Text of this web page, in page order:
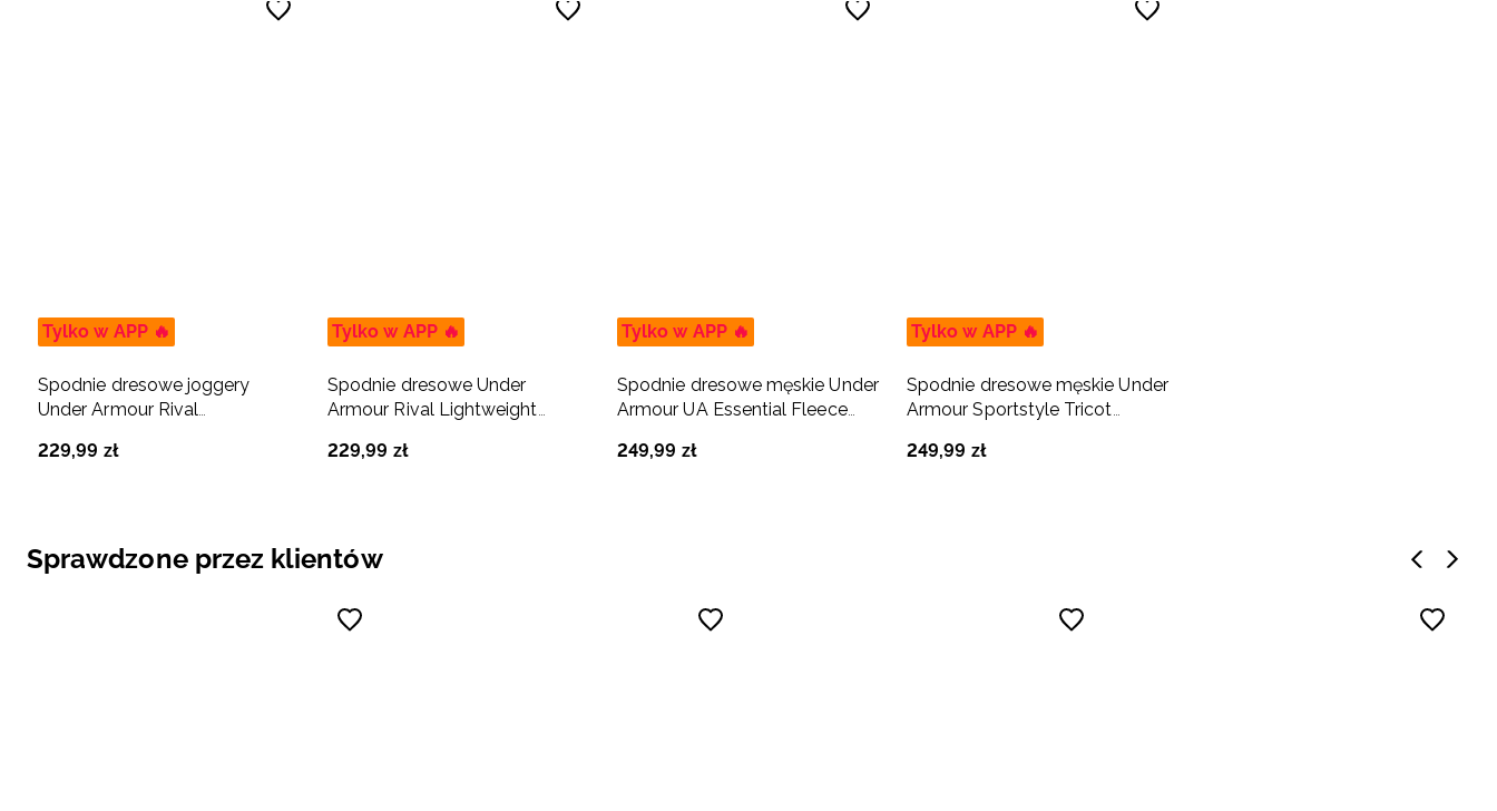
Tylko w APP 🔥
Spodnie dresowe joggery
Under Armour Rival
229,99 zł
Tylko w APP 🔥
Spodnie dresowe Under
Armour Rival Lightweight
229,99 zł
Tylko w APP 🔥
Spodnie dresowe męskie Under
Armour UA Essential Fleece
249,99 zł
Tylko w APP 🔥
Spodnie dresowe męskie Under
Armour Sportstyle Tricot
249,99 zł
Sprawdzone przez klientów